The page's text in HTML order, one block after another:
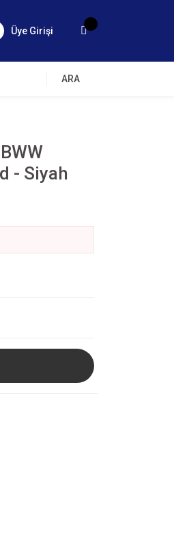
Üye Girişi
ARA
- Siyah